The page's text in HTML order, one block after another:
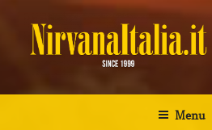
contenuto
NIRVANA ITALIA
Menu